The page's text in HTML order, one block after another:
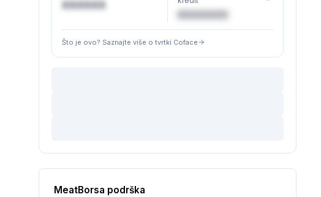
XXXXXX
Što je ovo? Saznajte više o tvrtki Coface
MeatBorsa podrška